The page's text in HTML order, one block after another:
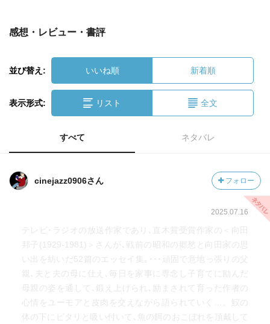
感想・レビュー・書評
並び替え: いいね順 新着順
表示形式: リスト 全文
すべて ネタバレ
cinejazz0906さん フォロー
2025.07.16
テレビ･ラジオの放送作家であり､直木賞受賞作家の＜向田
邦子(1929-1981)＞さんが､戦前の昭和の郷愁と向田家の思
い出を紡いだ52篇のエッセイ集｡･･･頑固で意地っ張りの父
親､夫と夫の母に仕え､毎日を家事に専念し子育てに励んだ
母親の姿を通して､鍛え上げられ､励まされて育った作者の
心情をユーモアと皮肉を交えながら語られていく…。鮫の
体の下にピタリと吸い付いて､魚の餌のおこぼれを頂戴して